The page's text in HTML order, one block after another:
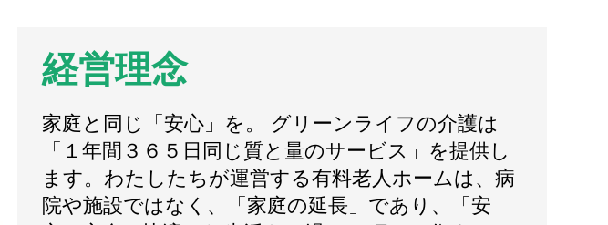
経営理念
家庭と同じ「安心」を。 グリーンライフの介護は
「１年間３６５日同じ質と量のサービス」を提供し
ます。わたしたちが運営する有料老人ホームは、病
院や施設ではなく、「家庭の延長」であり、「安